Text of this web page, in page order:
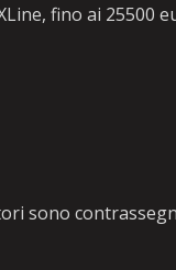
fino ai 25500
sono